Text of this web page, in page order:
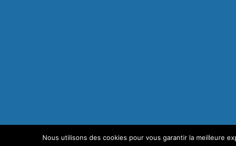
Agence de communication à Bordeaux©
Nous utilisons des cookies pour vous garantir la meilleure